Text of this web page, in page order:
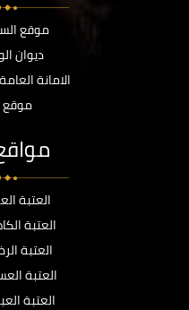
موقع
ديوان
الامانة
موقع
العتبة
العتبة
العتبة
العتبة
العتبة